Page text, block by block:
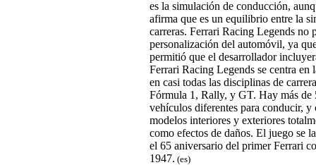
es la simulación de conducción,
afirma que es un equilibrio entre la
carreras. Ferrari Racing Legends no
personalización del automóvil, ya
permitió que el desarrollador
Ferrari Racing Legends se centra en
en casi todas las disciplinas de
Fórmula 1, Rally, y GT. Hay más de
vehículos diferentes para conducir, y
modelos interiores y exteriores
como efectos de daños. El juego se
el 65 aniversario del primer Ferrari
1947. (es)